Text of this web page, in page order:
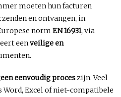
moeten hun facturen
en ontvangen, in
normEN 16931, via
eenveilige en
eenvoudig proceszijn. Veel
Word, Excel of niet-compatibele